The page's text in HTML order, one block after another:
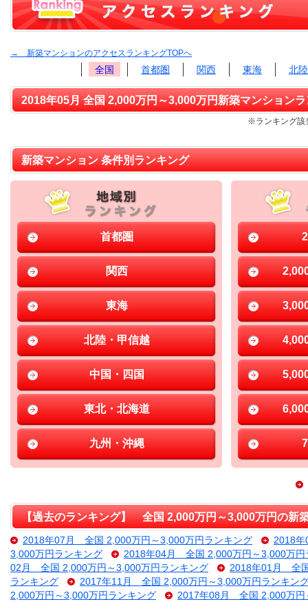
→ 新築マンションのアクセスランキングTOPへ
全国 首都圏 関西 東海 北
2018年05月 全国 2,000万円～3,000万円新築マンション
※ランキング該
新築マンション 条件別ランキング
首都圏
関西
東海
北陸・甲信越
中国・四国
東北・北海道
九州・沖縄
【過去のランキング】 全国 2,000万円～3,000万円の新
2018年07月 全国 2,000万円～3,000万円ランキング
2018
3,000万円ランキング
2018年04月 全国 2,000万円～3,000万円
02月 全国 2,000万円～3,000万円ランキング
2018年01月 全
ランキング
2017年11月 全国 2,000万円～3,000万円ランキン
2,000万円～3,000万円ランキング
2017年08月 全国 2,000万円